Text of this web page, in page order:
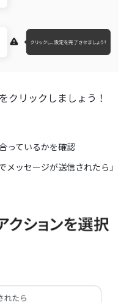
クリックしましょう！
っているかを確認
メッセージが送信されたら」